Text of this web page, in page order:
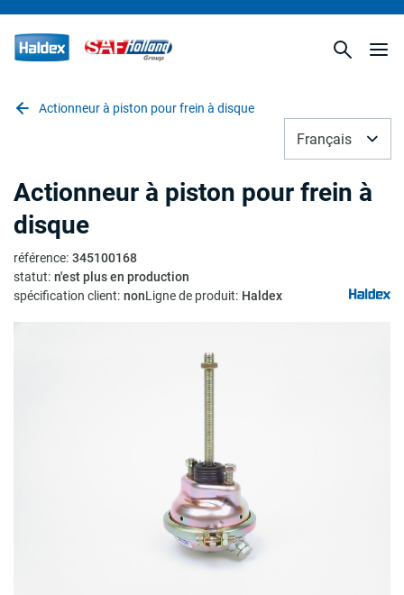
Actionneur à piston pour frein à disque
Français
Actionneur à piston pour frein à
disque
référence: 345100168
statut: n'est plus en production
spécification client: nonLigne de produit: Haldex